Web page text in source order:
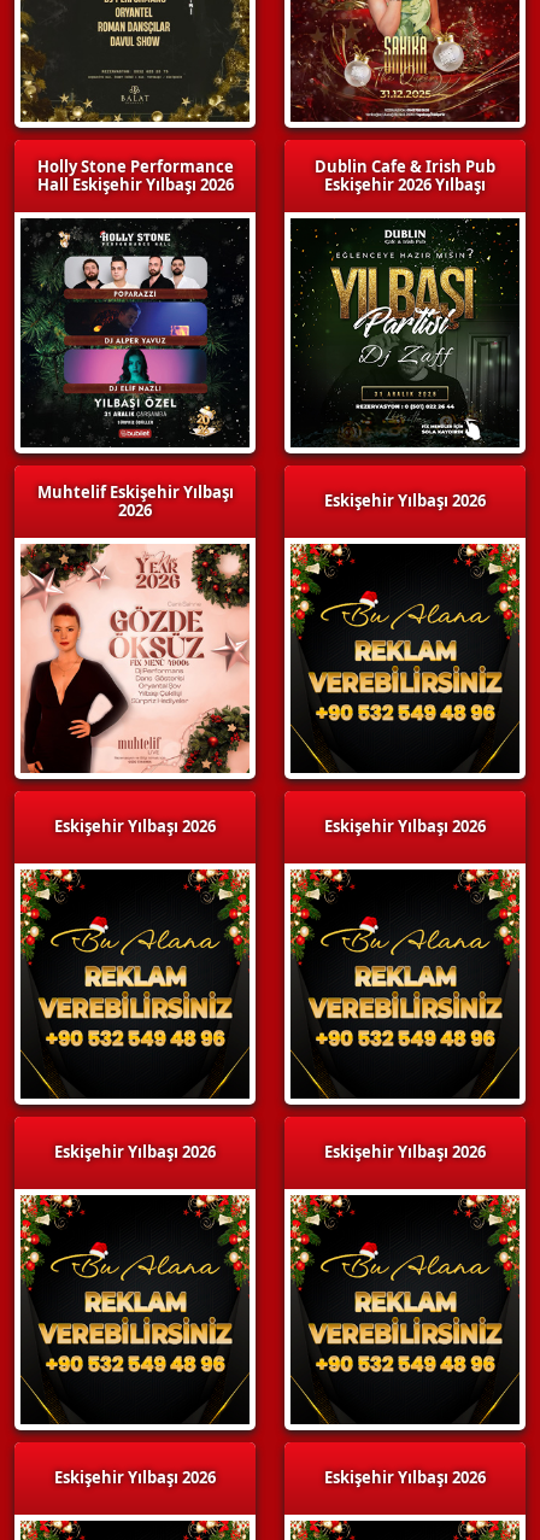
Holly Stone Performance
Hall Eskişehir Yılbaşı 2026
Muhtelif Eskişehir Yılbaşı
2026
Eskişehir Yılbaşı 2026
Eskişehir Yılbaşı 2026
Eskişehir Yılbaşı 2026
Dublin Cafe & Irish Pub
Eskişehir 2026 Yılbaşı
Eskişehir Yılbaşı 2026
Eskişehir Yılbaşı 2026
Eskişehir Yılbaşı 2026
Eskişehir Yılbaşı 2026